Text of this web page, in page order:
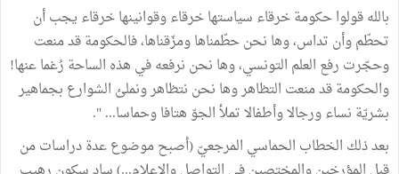
بالله قولوا حكومة خرقاء سياستها خرقاء وقوانينها خرقاء يجب أن
تحطّم وأن تداس، وها نحن حطّمناها ومزّقناها، فالحكومة قد منعت
وحجّرت رفع العلم التونسي، وها نحن نرفعه في هذه الساحة رُغما عنها!
والحكومة قد منعت التظاهر وها نحن نتظاهر ونملئ الشوارع بجماهير
بشريّة نساء ورجالا وأطفالا تملأ الجوّ هتافا وحماسا... ".
بعد ذلك الخطاب الحماسي المرجعيّ (أصبح موضوع عدة دراسات من